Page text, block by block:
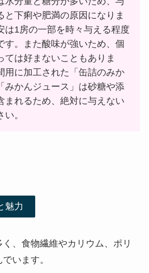
と下痢や肥満の原因になりま
は1房の一部を時々与える程度
す。また酸味が強いため、個
ては好まないこともありま
用に加工された「缶詰のみか
みかんジュース」は砂糖や添
まれるため、絶対に与えない
。
魅力
く、食物繊維やカリウム、ポリ
います。